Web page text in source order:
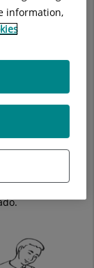
el pañal sobre
hacer mala
a los 10
information,